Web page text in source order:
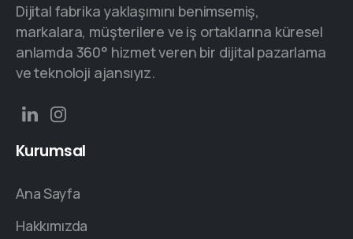
Dijital fabrika yaklaşımını benimsemiş,
markalara, müşterilere ve iş ortaklarına küresel
anlamda 360° hizmet veren bir dijital pazarlama
ve teknoloji ajansıyız.
Kurumsal
Ana Sayfa
Hakkımızda